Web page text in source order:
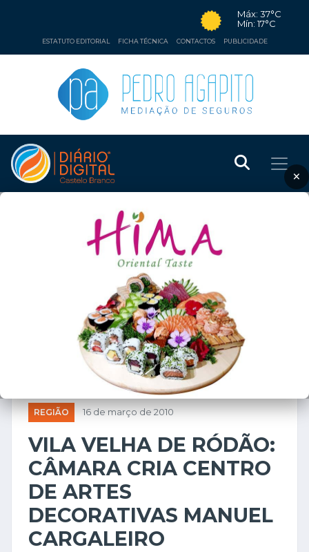
Máx: 37°C
Mín: 17°C
ESTATUTO EDITORIAL FICHA TÉCNICA CONTACTOS PUBLICIDADE
×
REGIÃO 16 de março de 2010
VILA VELHA DE RÓDÃO:
CÂMARA CRIA CENTRO
DE ARTES
DECORATIVAS MANUEL
CARGALEIRO